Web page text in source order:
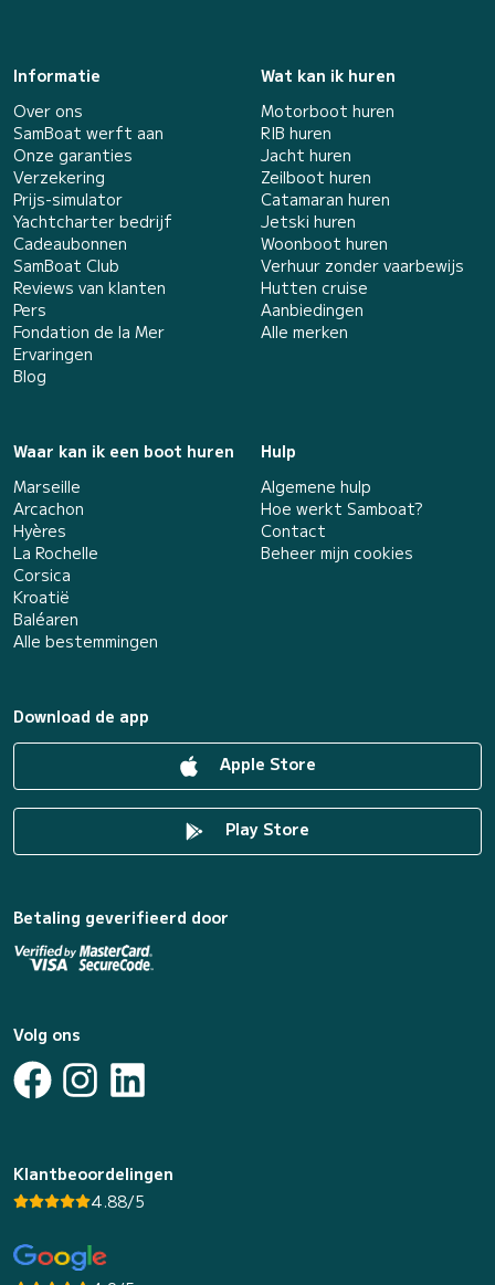
Informatie
Over ons
SamBoat werft aan
Onze garanties
Verzekering
Prijs-simulator
Yachtcharter bedrijf
Cadeaubonnen
SamBoat Club
Reviews van klanten
Pers
Fondation de la Mer
Ervaringen
Blog
Wat kan ik huren
Motorboot huren
RIB huren
Jacht huren
Zeilboot huren
Catamaran huren
Jetski huren
Woonboot huren
Verhuur zonder vaarbewijs
Hutten cruise
Aanbiedingen
Alle merken
Waar kan ik een boot huren
Marseille
Arcachon
Hyères
La Rochelle
Corsica
Kroatië
Baléaren
Alle bestemmingen
Hulp
Algemene hulp
Hoe werkt Samboat?
Contact
Beheer mijn cookies
Download de app
Apple Store
Play Store
Betaling geverifieerd door
Volg ons
Klantbeoordelingen
4.88/5